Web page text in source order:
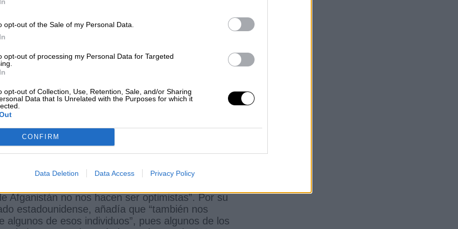
opt-out of the Sale of my Personal Data.
opt-out of processing my Personal Data for Targeted
opt-out of Collection, Use, Retention, Sale, and/or Sharing
Data that Is Unrelated with the Purposes for which it
CONFIRM
Data Deletion Data Access Privacy Policy
marcado por la ausencia de
2021
los miembros del nuevo gobierno talibán
internacional no se han hecho esperar.
en una reunión de 22 ministros de
y la Unión Europeacon unas expectativas del
ministro de Asuntos Exteriores alemán,
Afganistán no nos hacen ser optimistas”. Por su
estadounidense, añadía que “también nos
algunos de esos individuos”, pues algunos de los